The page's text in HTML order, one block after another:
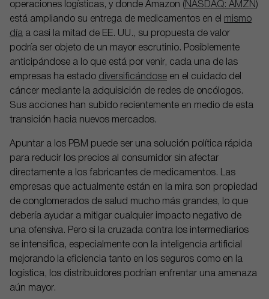
operaciones logísticas, y donde Amazon ( NASDAQ: AMZN )
está ampliando su entrega de medicamentos en el
mismo
día a casi la mitad de EE. UU., su propuesta de valor
podría ser objeto de un mayor escrutinio. Posiblemente
anticipándose a lo que está por venir, cada una de las
empresas ha estado diversificándose en el cuidado del
cáncer mediante la adquisición de redes de oncólogos.
Sus acciones han subido recientemente en medio de esta
transición hacia nuevos mercados.
Apuntar a los PBM puede ser una solución política rápida
para reducir los precios al consumidor sin afectar
directamente a los fabricantes de medicamentos. Las
empresas que actualmente están en la mira son propiedad
de conglomerados de salud mucho más grandes, lo que
debería ayudar a mitigar cualquier impacto negativo de
una ofensiva. Pero si la cruzada contra los intermediarios
se intensifica, especialmente con la inteligencia artificial
mejorando la eficiencia tanto en los seguros como en la
logística, los distribuidores podrían enfrentar una amenaza
aún mayor.